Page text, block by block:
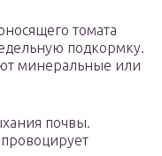
томата
подкормку.
минеральные или
почвы.